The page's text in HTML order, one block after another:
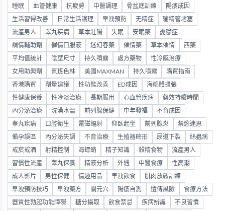
睡眠 血管健康 抗疲勞 中醫調理 骨盆底訓練 陽痿成因
生活習得改善 日常生活護理 早洩預防 无精症 输精管堵塞
流產男人 睪丸疾病 草本壯陽 失眠 安眠藥 憂鬱症
調情輔助劑 催情口服液 迷幻春藥 催情藥 草本催情 西藥
平均值統計 陰莖尺寸 持久噴霧 處方藥物 性冷感治療
女用助興劑 氟班色林 美國MAXMAN 持久噴霧 購買指南
香港購買 劑量建議 性功能改善 ED成因 海綿體擴張
性健康保養 性冷淡治療 長期服用 心血管疾病 藥效持續時間
內分泌治療 洗澡水溫 前列腺保健 中年發福 不育成因
睾丸疾病 口腔衛生 電磁輻射 仰臥起坐 前列腺炎 禁慾迷思
備孕誤區 內分泌失調 不育治療 生殖器畸形 尿道下裂 絲蟲病
戒菸戒酒 射精控制 海螵蛸 精子知識 殺精食物 流產男人
習慣性流產 睾丸保養 精液分析 外遇 中醫食療 性高潮
成人影片 男性保健 情趣用品 早洩飲食 肌肉放鬆訓練
早洩預防技巧 早洩藥方 關元穴 陽痿自測 遺傳風險 食療方法
器質性勃起功能障礙 糖分攝取 飲食禁忌 疾病辨識 不良習慣